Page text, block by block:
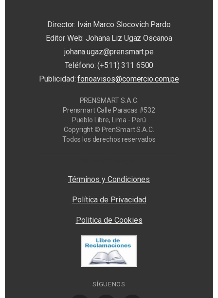
Director: Iván Marco Slocovich Pardo
Editor Web: Johana Liz Ugaz Oscanoa
johana.ugaz@prensmart.pe
Teléfono: (+511) 311 6500
Publicidad:fonoavisos@comercio.com.pe
PRENSMART S.A.C.
Prensmart Calle Paracas #532
Pueblo Libre, Lima - Perú
Copyright © PrenSmart S.A.C.
Todos los derechos reservados
Términos y Condiciones
Política de Privacidad
Politica de Cookies
SÍGUENOS